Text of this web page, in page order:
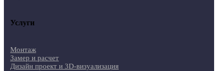
Услуги
Монтаж
Замер и расчет
Дизайн проект и 3D-визуализация